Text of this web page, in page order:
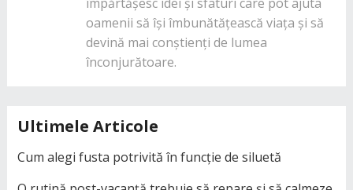
oamenii să își îmbunătățească viața și să
devină mai conștienți de lumea
înconjurătoare.
Ultimele Articole
Cum alegi fusta potrivită în funcție de siluetă